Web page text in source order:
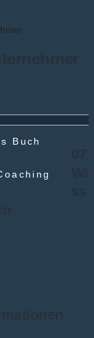
Buch